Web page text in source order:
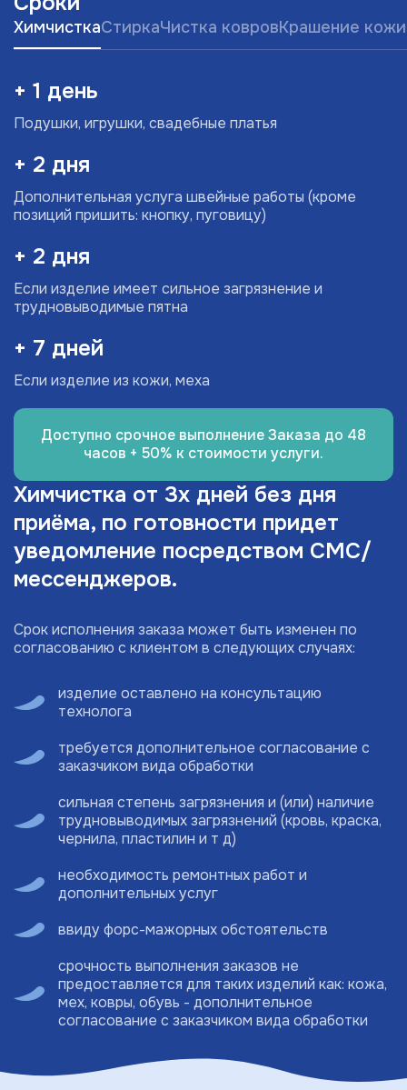
ХимчисткаСтиркаЧистка ковровКрашение кожи
+ 1 день
Подушки, игрушки, свадебные платья
+ 2 дня
Дополнительная услуга швейные работы (кроме
позиций пришить: кнопку, пуговицу)
+ 2 дня
Если изделие имеет сильное загрязнение и
трудновыводимые пятна
+ 7 дней
Если изделие из кожи, меха
Доступно срочное выполнение Заказа до 48
часов + 50% к стоимости услуги.
Химчистка от 3х дней без дня
приёма, по готовности придет
уведомление посредством СМС/
мессенджеров.
Срок исполнения заказа может быть изменен по
согласованию с клиентом в следующих случаях:
изделие оставлено на консультацию
технолога
требуется дополнительное согласование с
заказчиком вида обработки
сильная степень загрязнения и (или) наличие
трудновыводимых загрязнений (кровь, краска,
чернила, пластилин и т д)
необходимость ремонтных работ и
дополнительных услуг
ввиду форс-мажорных обстоятельств
срочность выполнения заказов не
предоставляется для таких изделий как: кожа,
мех, ковры, обувь - дополнительное
согласование с заказчиком вида обработки